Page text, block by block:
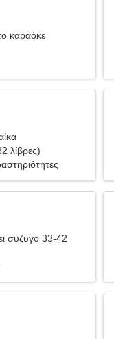
καραόκε
λίβρες)
σύζυγο 33-42